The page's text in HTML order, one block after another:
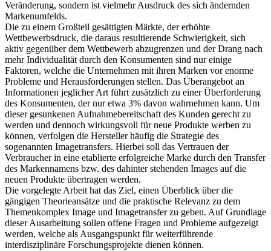
Veränderung, sondern ist vielmehr Ausdruck des sich ändernden
Markenumfelds.
Die zu einem Großteil gesättigten Märkte, der erhöhte
Wettbewerbsdruck, die daraus resultierende Schwierigkeit, sich
aktiv gegenüber dem Wettbewerb abzugrenzen und der Drang nach
mehr Individualität durch den Konsumenten sind nur einige
Faktoren, welche die Unternehmen mit ihren Marken vor enorme
Probleme und Herausforderungen stellen. Das Überangebot an
Informationen jeglicher Art führt zusätzlich zu einer Überforderung
des Konsumenten, der nur etwa 3% davon wahrnehmen kann. Um
dieser gesunkenen Aufnahmebereitschaft des Kunden gerecht zu
werden und dennoch wirkungsvoll für neue Produkte werben zu
können, verfolgen die Hersteller häufig die Strategie des
sogenannten Imagetransfers. Hierbei soll das Vertrauen der
Verbraucher in eine etablierte erfolgreiche Marke durch den Transfer
des Markennamens bzw. des dahinter stehenden Images auf die
neuen Produkte übertragen werden.
Die vorgelegte Arbeit hat das Ziel, einen Überblick über die
gängigen Theorieansätze und die praktische Relevanz zu dem
Themenkomplex Image und Imagetransfer zu geben. Auf Grundlage
dieser Ausarbeitung sollen offene Fragen und Probleme aufgezeigt
werden, welche als Ausgangspunkt für weiterführende
interdisziplinäre Forschungsprojekte dienen können.